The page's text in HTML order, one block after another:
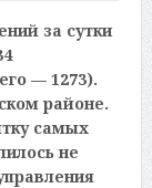
за сутки
— 1273).
районе.
самых
не